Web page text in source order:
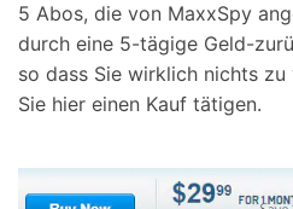
5 Abos, die von MaxxSpy
durch eine 5-tägige Geld-
so dass Sie wirklich nichts zu
Sie hier einen Kauf tätigen.